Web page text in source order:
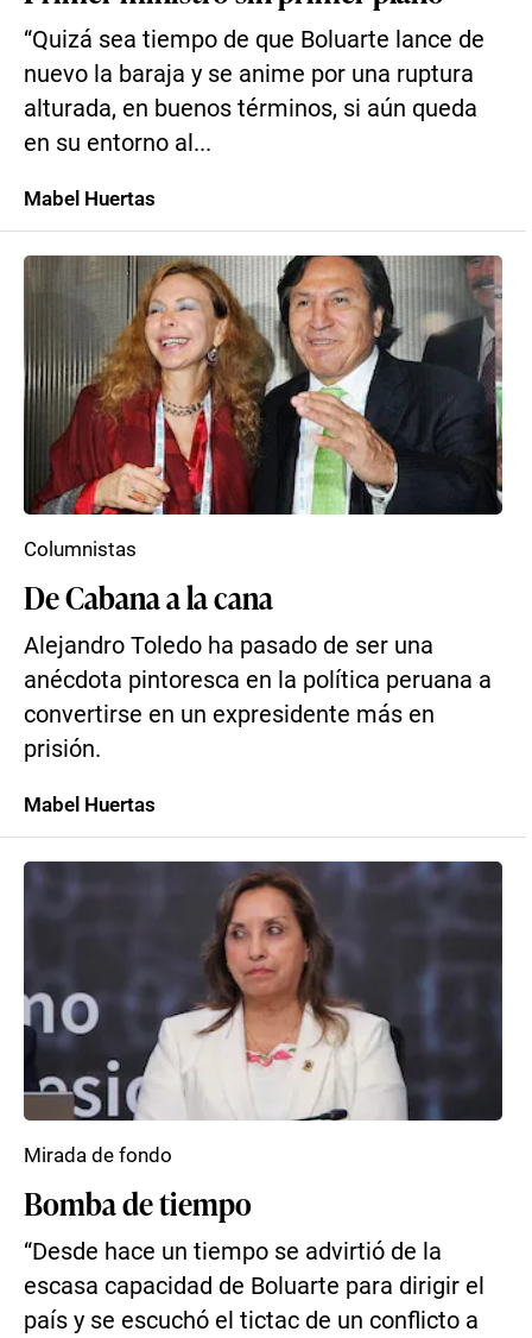
“Quizá sea tiempo de que Boluarte lance de
nuevo la baraja y se anime por una ruptura
alturada, en buenos términos, si aún queda
en su entorno al...
Mabel Huertas
De Cabana a la cana
Alejandro Toledo ha pasado de ser una
anécdota pintoresca en la política peruana a
convertirse en un expresidente más en
prisión.
Columnistas
Mabel Huertas
Bomba de tiempo
“Desde hace un tiempo se advirtió de la
escasa capacidad de Boluarte para dirigir el
país y se escuchó el tictac de un conflicto a
Mirada de fondo